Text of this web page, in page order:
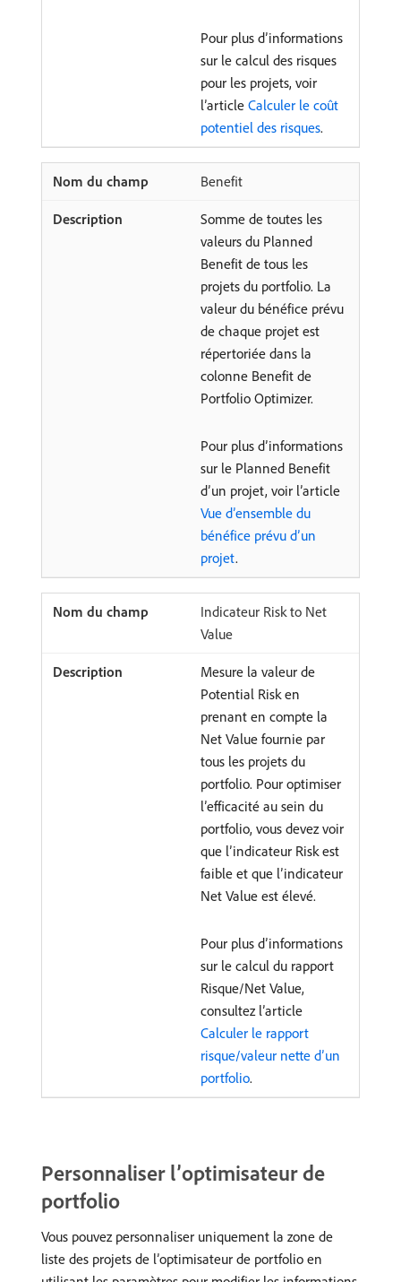
Pour plus d’informations
sur le calcul des risques
pour les projets, voir
l’article Calculer le coût
potentiel des risques.
Benefit
Somme de toutes les
valeurs du Planned
Benefit de tous les
projets du portfolio. La
valeur du bénéfice prévu
de chaque projet est
répertoriée dans la
colonne Benefit de
Portfolio Optimizer.
Pour plus d’informations
sur le Planned Benefit
d’un projet, voir l’article
Vue d’ensemble du
bénéfice prévu d’un
projet.
Indicateur Risk to Net
Value
Mesure la valeur de
Potential Risk en
prenant en compte la
Net Value fournie par
tous les projets du
portfolio. Pour optimiser
l’efficacité au sein du
portfolio, vous devez voir
que l’indicateur Risk est
faible et que l’indicateur
Net Value est élevé.
Pour plus d’informations
sur le calcul du rapport
Risque/Net Value,
consultez l’article
Calculer le rapport
risque/valeur nette d’un
portfolio.
Personnaliser l’optimisateur de
portfolio
Vous pouvez personnaliser uniquement la zone de
liste des projets de l’optimisateur de portfolio en